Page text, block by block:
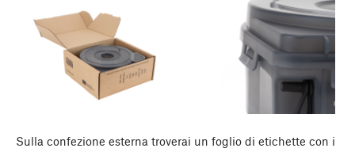
Sulla confezione esterna troverai un foglio di etichette con i